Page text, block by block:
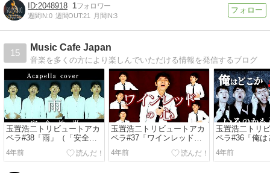
2048918 1
週間IN:0 週間OUT:21 月間IN:3
15
Music Cafe Japan
音楽を多くの方により楽しんでいただける情報を発信するブログ
玉置浩二トリビュートアカ
ペラ#38「雨」（「安全地
帯 XI☆Starts☆『また
ね・・・。』」より ）
4年前
玉置浩二トリビュートアカ
ペラ#37「ワインレッドの
心」（安全地帯）
4年前
玉置浩二トリ
ペラ#36「俺は
ているのかも
（安全地帯）
4年前